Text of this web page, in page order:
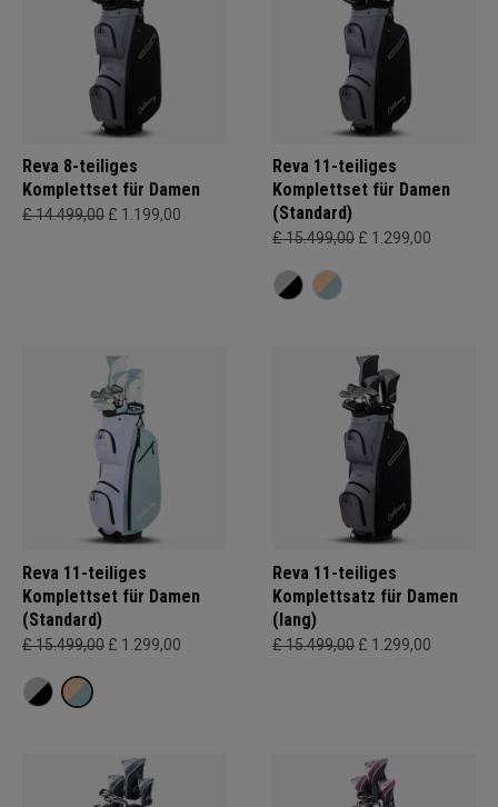
Reva 8-teiliges
Komplettset für Damen
£ 14.499,00 £ 1.199,00
Reva 11-teiliges
Komplettset für Damen
(Standard)
£ 15.499,00 £ 1.299,00
Reva 11-teiliges
Komplettset für Damen
(Standard)
£ 15.499,00 £ 1.299,00
Reva 11-teiliges
Komplettsatz für Damen
(lang)
£ 15.499,00 £ 1.299,00